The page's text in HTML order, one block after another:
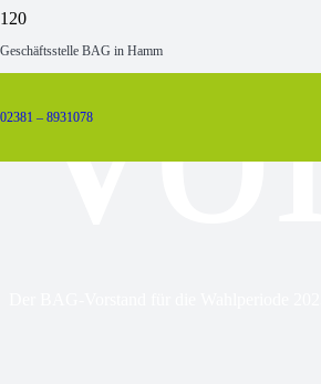
Geschäftsstelle BAG in Hamm
02381 – 8931078